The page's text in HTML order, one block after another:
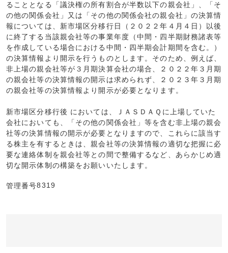
ることとなる「議決権の所有割合が半数以下の親会社」、「そ
の他の関係会社」又は「その他の関係会社の親会社」の決算情
報については、新市場区分移行日（２０２２年４月４日）以後
に終了する当該親会社等の事業年度（中間・四半期財務諸表等
を作成している場合における中間・四半期会計期間を含む。）
の決算情報より開示を行うものとします。そのため、例えば、
非上場の親会社等が３月期決算会社の場合、２０２２年３月期
の親会社等の決算情報の開示は求められず、２０２３年３月期
の親会社等の決算情報より開示が必要となります。
新市場区分移行後 においては、ＪＡＳＤＡＱに上場していた
会社においても、「その他の関係会社」等を含む非上場の親会
社等の決算情報の開示が必要となりますので、これらに該当す
る株主を有するときは、親会社等の決算情報の適切な把握に必
要な連絡体制を親会社等との間で整備するなど、あらかじめ適
切な開示体制の構築をお願いいたします。
管理番号8319